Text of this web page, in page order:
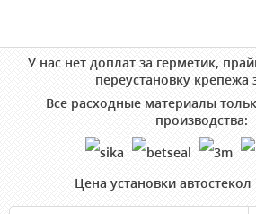
У нас нет доплат за герметик,
переустановку крепежа
Все расходные материалы
производства:
Цена установки